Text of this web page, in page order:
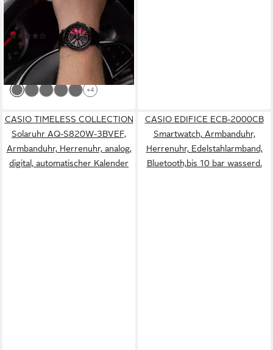
Dreidimensionales
Felgendesign - Sportwagen
Felgen Armbanduhr
(55)
99,95 € UVP149,95 €
-33%
lieferbar - in 3-4 Werktagen bei dir
+4
CASIO TIMELESS COLLECTION
Solaruhr AQ-S820W-3BVEF,
Armbanduhr, Herrenuhr, analog,
digital, automatischer Kalender
CASIO EDIFICE ECB-2000CB
Smartwatch, Armbanduhr,
Herrenuhr, Edelstahlarmband,
Bluetooth,bis 10 bar wasserd.